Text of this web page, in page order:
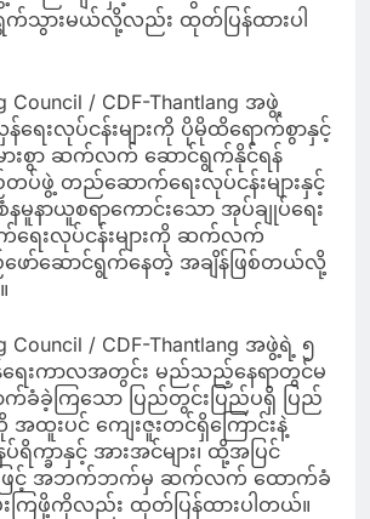
ရွက်သွားမယ်လို့လည်း ထုတ်ပြန်ထားပါ
Council / CDF-Thantlang အဖွဲ့
ရေးလုပ်ငန်းများကို ပိုမိုထိရောက်စွာနှင့်
ားစွာ ဆက်လက် ဆောင်ရွက်နိုင်ရန်
တည်ဆောက်ရေးလုပ်ငန်းများနှင့်
နမူနာယူစရာကောင်းသော အုပ်ချုပ်ရေး
ေးလုပ်ငန်းများကို ဆက်လက်
ာ်ဆောင်ရွက်နေတဲ့ အချိန်ဖြစ်တယ်လို့
Council / CDF-Thantlang အဖွဲ့ရဲ့ ၅
ေးကာလအတွင်း မည်သည့်နေရာတွင်မ
က်ခံခဲ့ကြသော ပြည်တွင်းပြည်ပရှိ ပြည်
အထူးပင် ကျေးဇူးတင်ရှိကြောင်းနဲ့
ရိက္ခာနှင့် အားအင်များ၊ ထို့အပြင်
းဖြင့် အဘက်ဘက်မှ ဆက်လက် ထောက်ခံ
ကြဖို့ကိုလည်း ထုတ်ပြန်ထားပါတယ်။